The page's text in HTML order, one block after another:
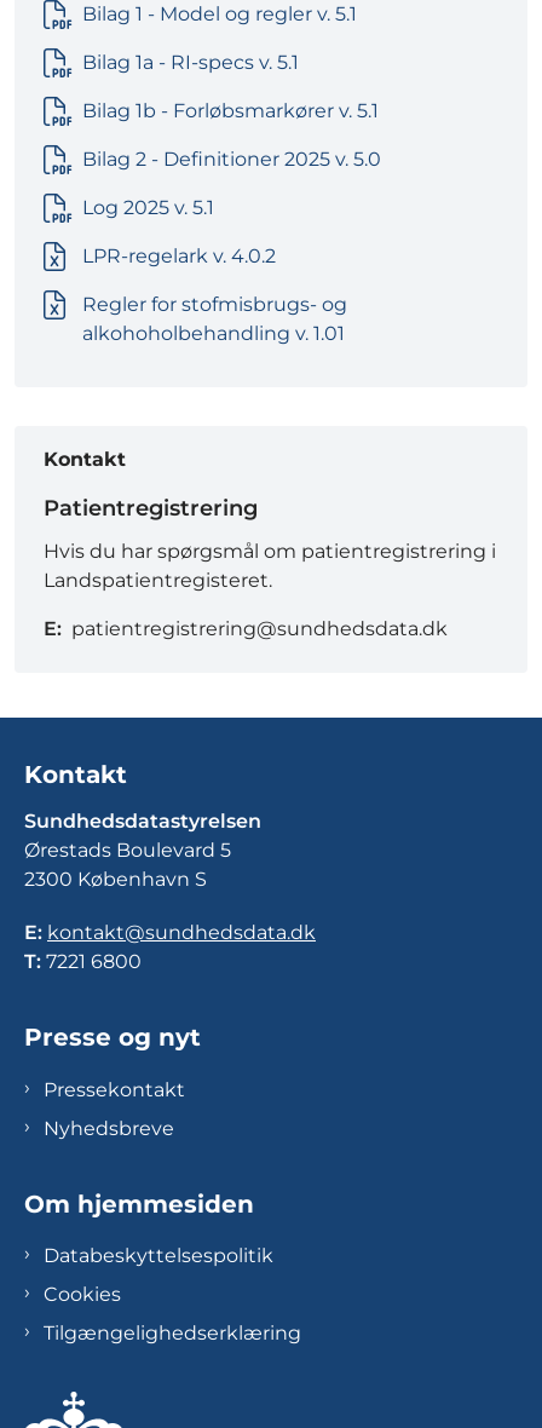
Bilag 1 - Model og regler v. 5.1
Bilag 1a - RI-specs v. 5.1
Bilag 1b - Forløbsmarkører v. 5.1
Bilag 2 - Definitioner 2025 v. 5.0
Log 2025 v. 5.1
LPR-regelark v. 4.0.2
Regler for stofmisbrugs- og
alkohoholbehandling v. 1.01
Kontakt
Patientregistrering
Hvis du har spørgsmål om patientregistrering i
Landspatientregisteret.
E: patientregistrering@sundhedsdata.dk
Kontakt
Sundhedsdatastyrelsen
Ørestads Boulevard 5
2300 København S
E: kontakt@sundhedsdata.dk
T: 7221 6800
Presse og nyt
Pressekontakt
Nyhedsbreve
Om hjemmesiden
Databeskyttelsespolitik
Cookies
Tilgængelighedserklæring